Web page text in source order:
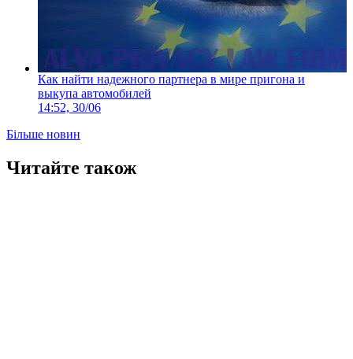
Как найти надежного партнера в мире пригона и
выкупа автомобилей
14:52, 30/06
Більше новин
Читайте також